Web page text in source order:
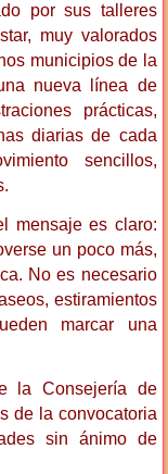
por sus talleres
muy valorados
municipios de la
nueva línea de
prácticas,
diarias de cada
sencillos,
mensaje es claro:
un poco más,
No es necesario
estiramientos
marcar una
la Consejería de
de la convocatoria
sin ánimo de